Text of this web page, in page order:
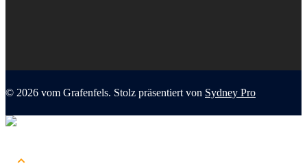
© 2026 vom Grafenfels. Stolz präsentiert von Sydney Pro
schließen